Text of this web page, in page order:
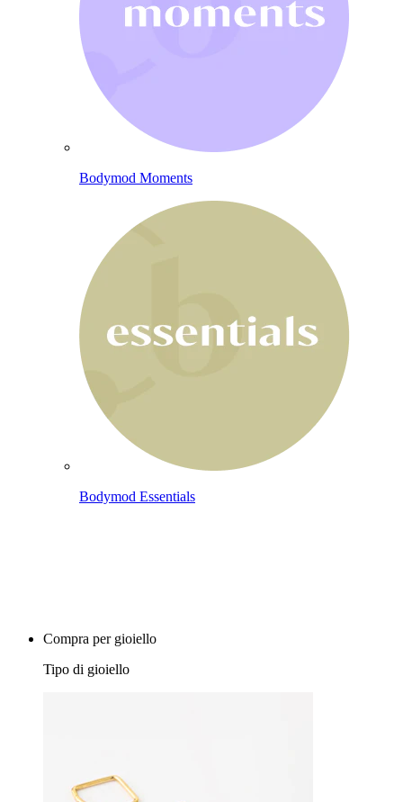
Bodymod Moments
Bodymod Essentials
Compra per gioiello
Tipo di gioiello